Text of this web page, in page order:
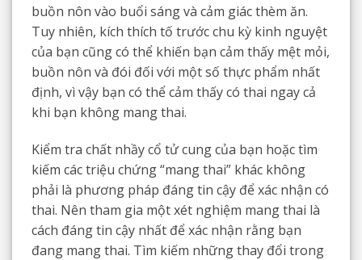
buồn nôn vào buổi sáng và cảm giác thèm ăn.
Tuy nhiên, kích thích tố trước chu kỳ kinh nguyệt
của bạn cũng có thể khiến bạn cảm thấy mệt mỏi,
buồn nôn và đói đối với một số thực phẩm nhất
định, vì vậy bạn có thể cảm thấy có thai ngay cả
khi bạn không mang thai.
Kiểm tra chất nhầy cổ tử cung của bạn hoặc tìm
kiếm các triệu chứng “mang thai” khác không
phải là phương pháp đáng tin cậy để xác nhận có
thai. Nên tham gia một xét nghiệm mang thai là
cách đáng tin cậy nhất để xác nhận rằng bạn
đang mang thai. Tìm kiếm những thay đổi trong